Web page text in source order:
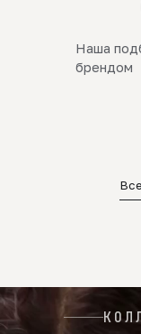
Наша
брендом
SALE